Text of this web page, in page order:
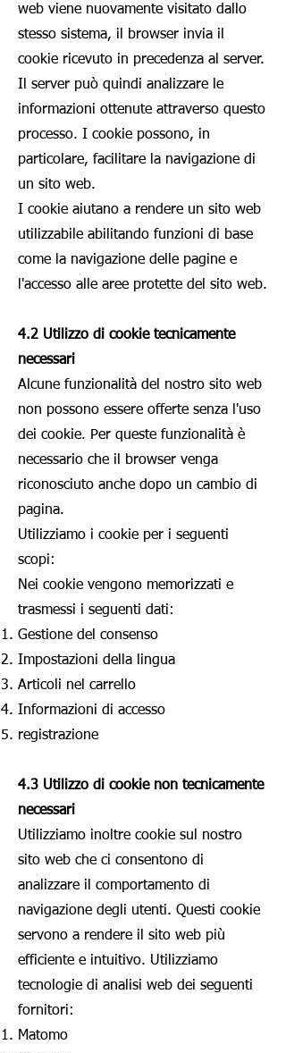
web viene nuovamente visitato dallo
stesso sistema, il browser invia il
cookie ricevuto in precedenza al server.
Il server può quindi analizzare le
informazioni ottenute attraverso questo
processo. I cookie possono, in
particolare, facilitare la navigazione di
un sito web.
I cookie aiutano a rendere un sito web
utilizzabile abilitando funzioni di base
come la navigazione delle pagine e
l'accesso alle aree protette del sito web.
4.2 Utilizzo di cookie tecnicamente
necessari
Alcune funzionalità del nostro sito web
non possono essere offerte senza l'uso
dei cookie. Per queste funzionalità è
necessario che il browser venga
riconosciuto anche dopo un cambio di
pagina.
Utilizziamo i cookie per i seguenti
scopi:
Nei cookie vengono memorizzati e
trasmessi i seguenti dati:
Gestione del consenso
Impostazioni della lingua
Articoli nel carrello
Informazioni di accesso
registrazione
4.3 Utilizzo di cookie non tecnicamente
necessari
Utilizziamo inoltre cookie sul nostro
sito web che ci consentono di
analizzare il comportamento di
navigazione degli utenti. Questi cookie
servono a rendere il sito web più
efficiente e intuitivo. Utilizziamo
tecnologie di analisi web dei seguenti
fornitori:
Matomo